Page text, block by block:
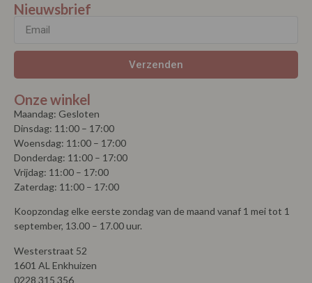
Nieuwsbrief
Verzenden
Onze winkel
Maandag: Gesloten
Dinsdag: 11:00 – 17:00
Woensdag: 11:00 – 17:00
Donderdag: 11:00 – 17:00
Vrijdag: 11:00 – 17:00
Zaterdag: 11:00 – 17:00
Koopzondag elke eerste zondag van de maand vanaf 1 mei tot 1
september, 13.00 – 17.00 uur.
Westerstraat 52
1601 AL Enkhuizen
0228 315 356